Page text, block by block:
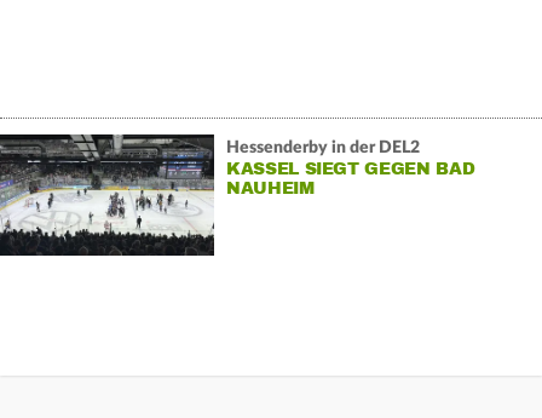
Hessenderby in der DEL2
KASSEL SIEGT GEGEN BAD
NAUHEIM